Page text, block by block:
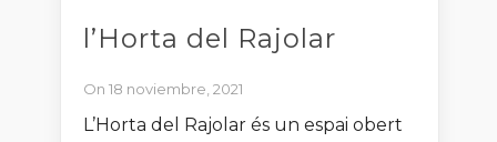
l’Horta del Rajolar
On 18 noviembre, 2021
L’Horta del Rajolar és un espai obert